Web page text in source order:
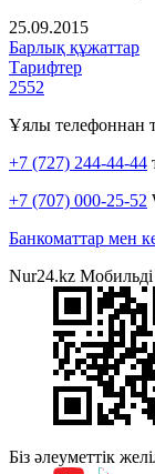
25.09.2015
Барлық құжаттар
Тарифтер
2552
Ұялы телефоннан
+7 (727) 244-44-44
+7 (707) 000-25-52
Банкоматтар мен
Nur24.kz
Біз әлеуметтік